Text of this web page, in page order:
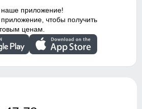
наше приложение!
приложение, чтобы получить
ценам.